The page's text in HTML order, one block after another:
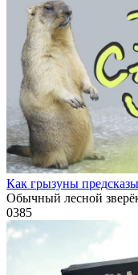
Как грызуны
Обычный лесной
0385